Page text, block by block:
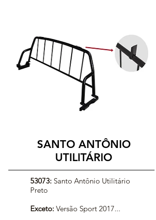
SANTO ANTÔNIO
UTILITÁRIO
53073: Santo Antônio Utilitário
Preto
Exceto:Versão Sport 2017...